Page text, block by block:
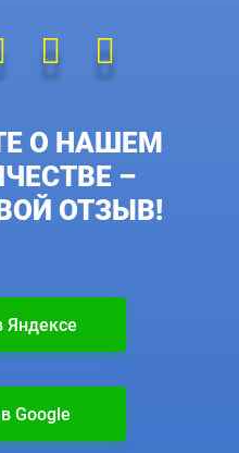
О НАШЕМ
–
ОТЗЫВ!
Яндексе
Google